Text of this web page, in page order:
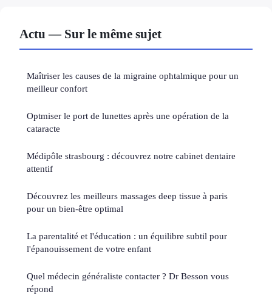
Actu — Sur le même sujet
Maîtriser les causes de la migraine ophtalmique pour un
meilleur confort
Optmiser le port de lunettes après une opération de la
cataracte
Médipôle strasbourg : découvrez notre cabinet dentaire
attentif
Découvrez les meilleurs massages deep tissue à paris
pour un bien-être optimal
La parentalité et l'éducation : un équilibre subtil pour
l'épanouissement de votre enfant
Quel médecin généraliste contacter ? Dr Besson vous
répond